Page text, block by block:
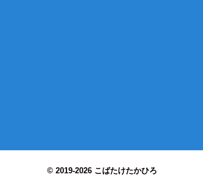
© 2019-2026 こばたけたかひろ